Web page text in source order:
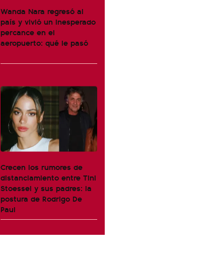
Wanda Nara regresó al
país y vivió un inesperado
percance en el
aeropuerto: qué le pasó
Crecen los rumores de
distanciamiento entre Tini
Stoessel y sus padres: la
postura de Rodrigo De
Paul